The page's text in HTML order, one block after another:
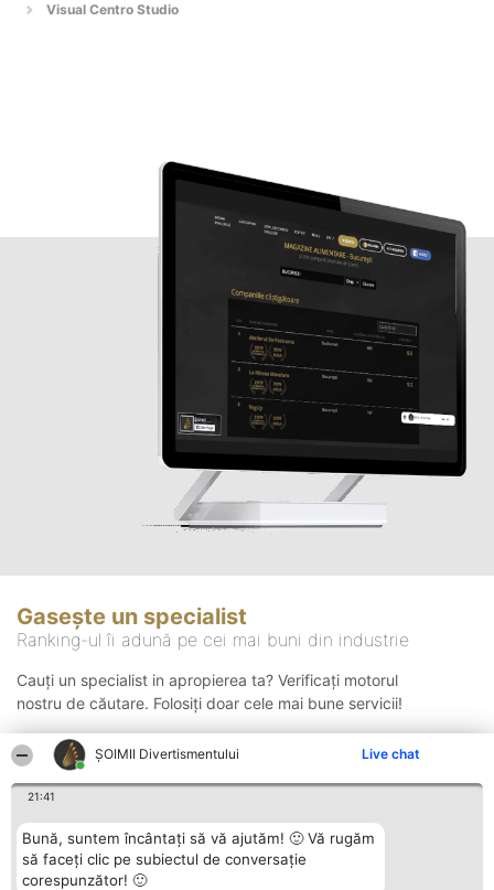
ŞOIMII Divertismentului Live chat
21:41
Bună, suntem încântați să vă ajutăm! 🙂 Vă rugăm
să faceți clic pe subiectul de conversație
corespunzător! 🙂
Visual Centro Studio
Gasește un specialist
Ranking-ul îi adună pe cei mai buni din industrie
Cauți un specialist in apropierea ta? Verificați motorul
nostru de căutare. Folosiți doar cele mai bune servicii!